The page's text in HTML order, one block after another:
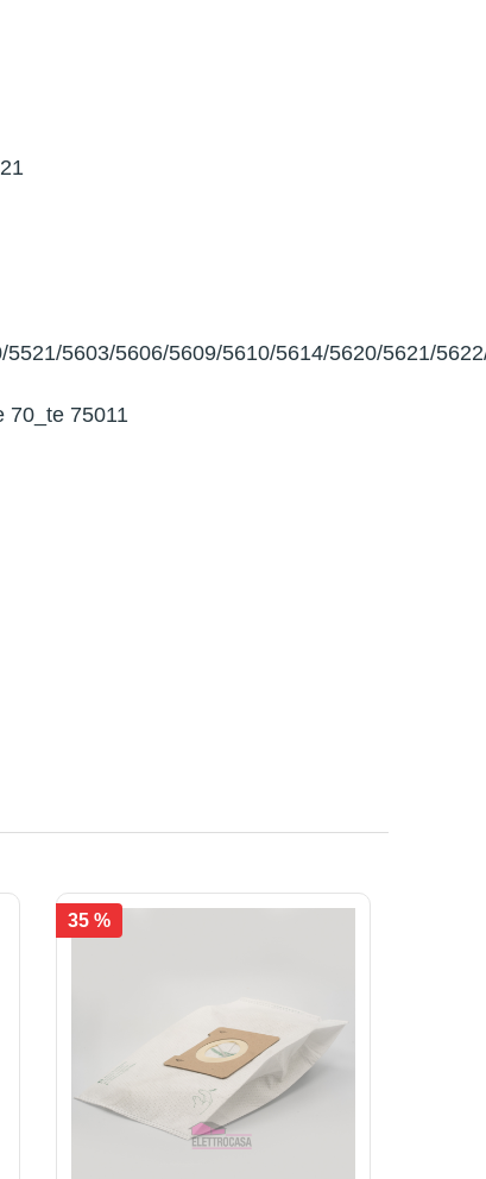
5603/5606/5609/5610/5614/5620/5621/
70_te 75011
35 %